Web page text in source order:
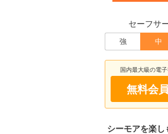
セーフサ
強 中
国内最大級の電
無料会
シーモアを楽し